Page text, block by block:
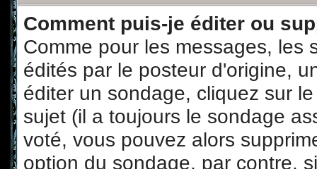
Comment puis-je éditer ou
Comme pour les messages, les
édités par le posteur d'origine,
éditer un sondage, cliquez sur
sujet (il a toujours le sondage
voté, vous pouvez alors
option du sondage, par contre,